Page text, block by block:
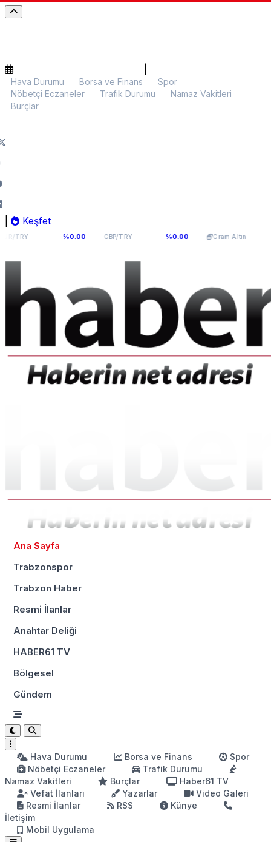
Hava Durumu Borsa ve Finans
Spor
Nöbetçi Eczaneler
Trafik Durumu
Namaz Vakitleri
Burçlar
Keşfet
%0.00 GBP/TRY 64,2936 %0.00 Gram Altın 6.107,34 %0.00
Ana Sayfa
Trabzonspor
Trabzon Haber
Resmi İlanlar
Anahtar Deliği
HABER61 TV
Bölgesel
Gündem
Hava Durumu Borsa ve Finans
Spor
Nöbetçi Eczaneler
Trafik Durumu
Namaz Vakitleri
Burçlar
Haber61 TV
Vefat İlanları
Yazarlar
Video Galeri
Resmi İlanlar
RSS
Künye
İletişim
Mobil Uygulama